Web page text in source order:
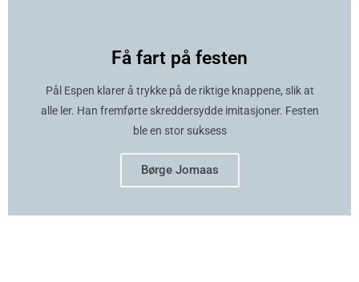
Få fart på festen
Pål Espen klarer å trykke på de riktige knappene, slik at
alle ler. Han fremførte skreddersydde imitasjoner. Festen
ble en stor suksess
Børge Jomaas